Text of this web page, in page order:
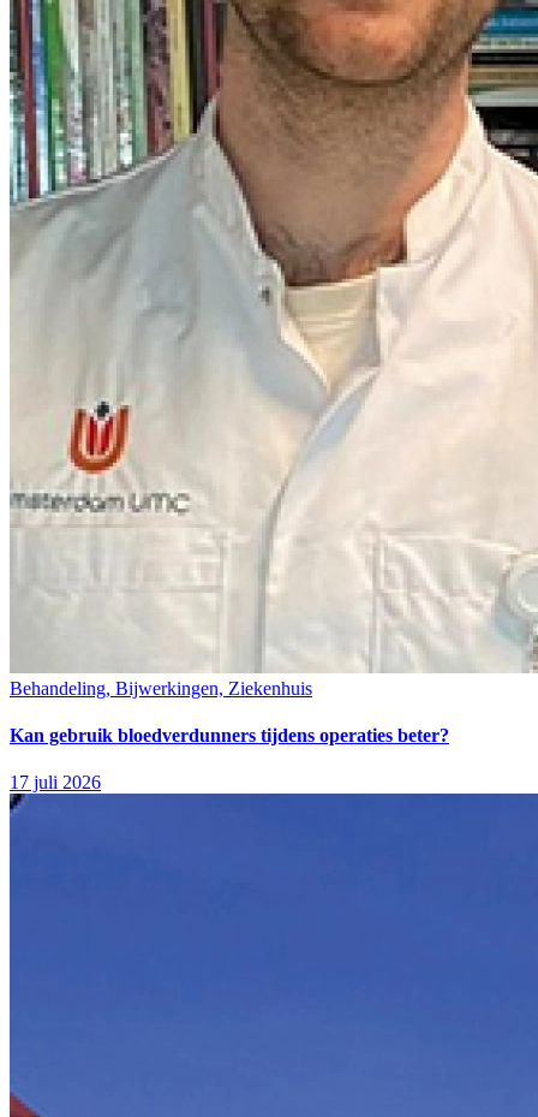
Behandeling, Bijwerkingen, Ziekenhuis
Kan gebruik bloedverdunners tijdens operaties beter?
17 juli 2026